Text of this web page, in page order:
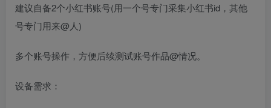
建议自备2个小红书账号(用一个号专门采集小红书id，其他
号专门用来@人)
多个账号操作，方便后续测试账号作品@情况。
设备需求：